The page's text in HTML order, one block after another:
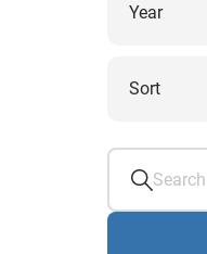
Year
Sort